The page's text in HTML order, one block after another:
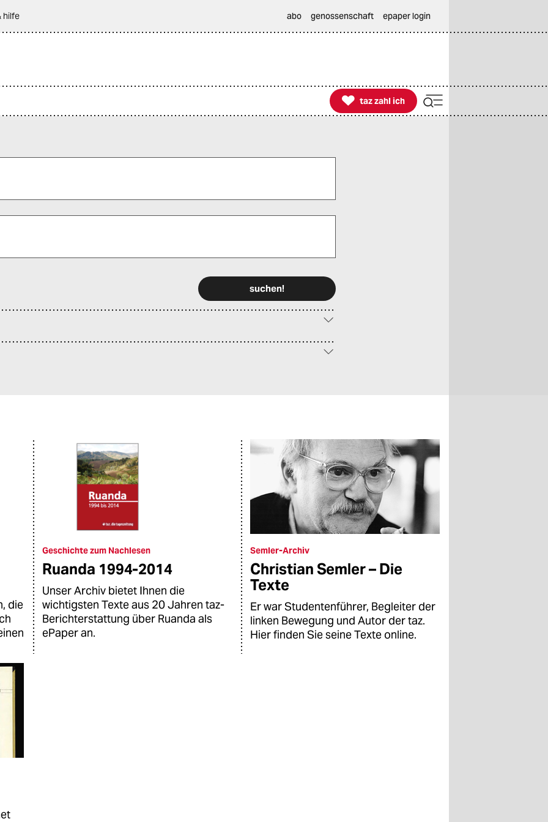
hilfe abo genossenschaft epaper login

taz zahl ich
taz zahl ich
die
Geschichte zum Nachlesen
Ruanda 1994-2014
Unser Archiv bietet Ihnen die
wichtigsten Texte aus 20 Jahren taz-
Berichterstattung über Ruanda als
ePaper an.
Semler-Archiv
Christian Semler – Die
Texte
Er war Studentenführer, Begleiter der
linken Bewegung und Autor der taz.
Hier finden Sie seine Texte online.